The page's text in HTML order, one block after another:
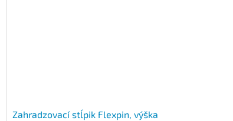
Zahradzovací stĺpik Flexpin, výška